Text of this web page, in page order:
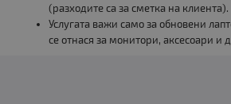
(разходите са за сметка на клиента).
Услугата важи само за обновени
се отнася за монитори, аксесоари и